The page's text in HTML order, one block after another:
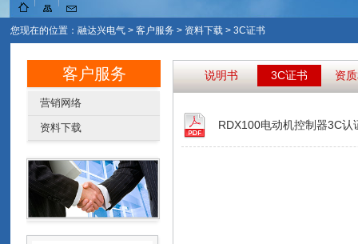
您现在的位置： 融达兴电气 > 客户服务 > 资料下载 > 3C证书
客户服务
营销网络
资料下载
说明书 3C证书 资
RDX100电动机控制器3C认